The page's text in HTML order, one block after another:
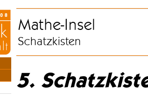
Mathe-Insel
Schatzkisten
5.